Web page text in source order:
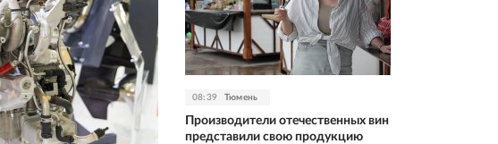
08:39 Тюмень
Производители отечественных вин
представили свою продукцию